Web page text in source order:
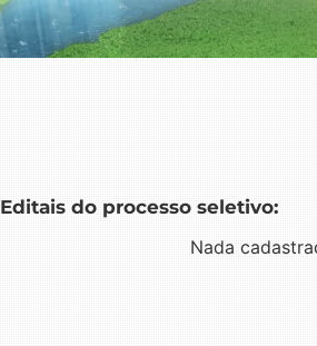
Editais do processo seletivo:
Nada